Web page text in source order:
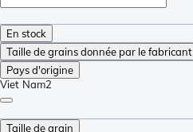
En stock
Taille de grains donnée par le fabricant
Pays d'origine
Viet Nam2
Taille de grain